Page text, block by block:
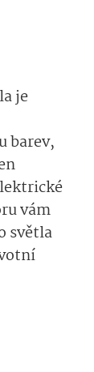
je
barev,
vám
světla